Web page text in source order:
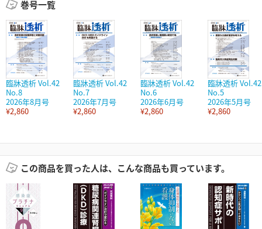
巻号一覧
臨牀透析 Vol.42
No.8
2026年8月号
¥2,860
臨牀透析 Vol.42
No.7
2026年7月号
¥2,860
臨牀透析 Vol.42
No.6
2026年6月号
¥2,860
臨牀透析 Vol.42
No.5
2026年5月号
¥2,860
この商品を買った人は、こんな商品も買っています。